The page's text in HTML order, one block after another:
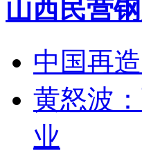
山西民营
中国再
黄怒波
业